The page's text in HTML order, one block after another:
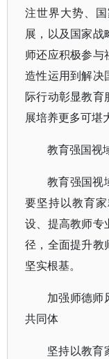
注世界大势、
展，以及国家战
师还应积极参与
造性运用到解决
际行动彰显教育
展培养更多可堪
教育强国视
教育强国视
要坚持以教育
设、提高教师专
径，全面提升教
坚实根基。
加强师德师
共同体
坚持以教育